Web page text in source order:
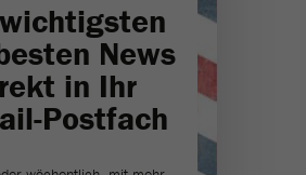
News
in Ihr
Postfach